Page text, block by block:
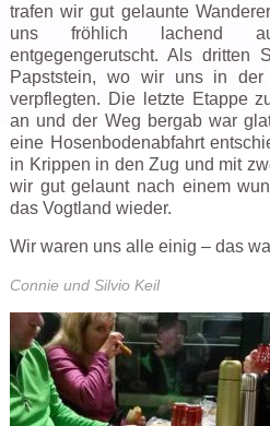
trafen wir gut gelaunte
uns fröhlich lachend
entgegengerutscht. Als dritten
Papststein, wo wir uns in der
verpflegten. Die letzte Etappe
an und der Weg bergab war
eine Hosenbodenabfahrt
in Krippen in den Zug und mit
wir gut gelaunt nach einem
das Vogtland wieder.
Wir waren uns alle einig – das
Connie und Silvio Keil